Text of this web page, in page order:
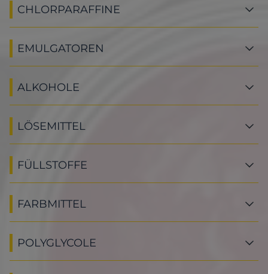
CHLORPARAFFINE
EMULGATOREN
ALKOHOLE
LÖSEMITTEL
FÜLLSTOFFE
FARBMITTEL
POLYGLYCOLE